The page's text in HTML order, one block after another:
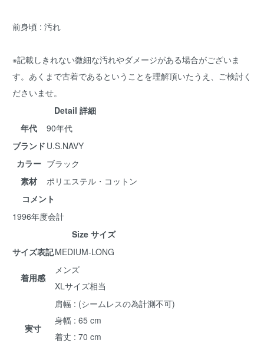
前身頃 : 汚れ
※記載しきれない微細な汚れやダメージがある場合がございま
す。あくまで古着であるということを理解頂いたうえ、ご検討く
ださいませ。
Detail 詳細
年代
90年代
ブランド U.S.NAVY
カラー ブラック
素材
ポリエステル・コットン
コメント
1996年度会計
Size サイズ
サイズ表記MEDIUM-LONG
着用感
メンズ
XLサイズ相当
実寸
肩幅 : (シームレスの為計測不可)
身幅 : 65 cm
着丈 : 70 cm